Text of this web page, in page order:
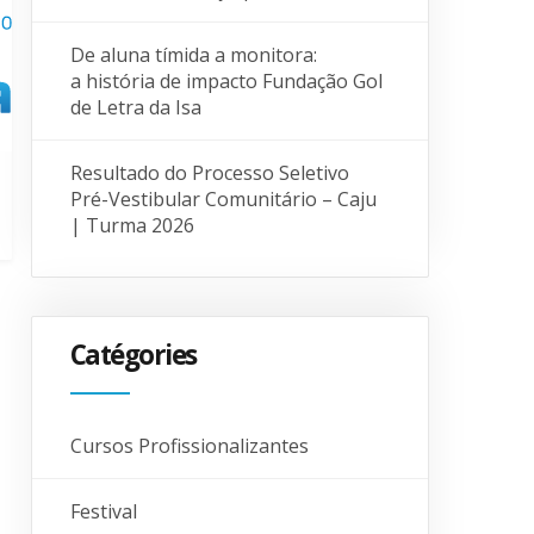
De aluna tímida a monitora:
a história de impacto Fundação Gol
de Letra da Isa
Resultado do Processo Seletivo
Pré-Vestibular Comunitário – Caju
| Turma 2026
Catégories
Cursos Profissionalizantes
Festival